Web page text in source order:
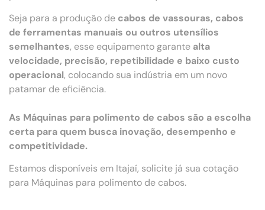
Seja para a produção de cabos de vassouras, cabos
de ferramentas manuais ou outros utensílios
semelhantes, esse equipamento garante alta
velocidade, precisão, repetibilidade e baixo custo
operacional, colocando sua indústria em um novo
patamar de eficiência.
As Máquinas para polimento de cabos são a escolha
certa para quem busca inovação, desempenho e
competitividade.
Estamos disponíveis em Itajaí, solicite já sua cotação
para Máquinas para polimento de cabos.